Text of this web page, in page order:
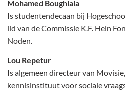
Mohamed Boughlala
Is studentendecaan bij
lid van de Commissie K.F. Hein
Noden.
Lou Repetur
Is algemeen directeur van
kennisinstituut voor sociale